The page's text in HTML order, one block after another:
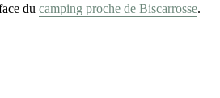
du camping proche de Biscarrosse.